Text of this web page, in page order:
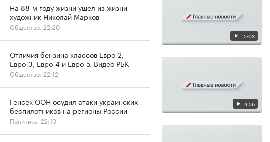
15:03
9:56
На 88-м году жизни ушел из жизни
художник Николай Марков
Общество, 22:20
Отличия бензина классов Евро-2,
Евро-3, Евро-4 и Евро-5. Видео РБК
Общество, 22:12
Генсек ООН осудил атаки украинских
беспилотников на регионы России
Политика, 22:10